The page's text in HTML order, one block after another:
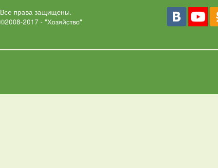
Все права защищены.
©2008-2017 - "Хозяйство"